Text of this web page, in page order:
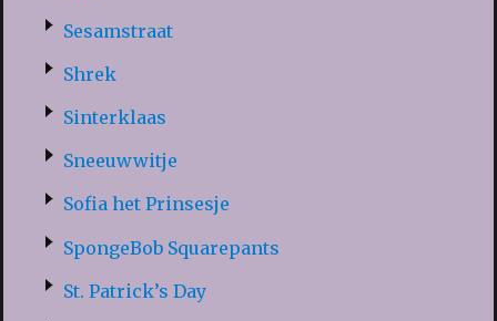
Sesamstraat
Shrek
Sinterklaas
Sneeuwwitje
Sofia het Prinsesje
SpongeBob Squarepants
St. Patrick’s Day